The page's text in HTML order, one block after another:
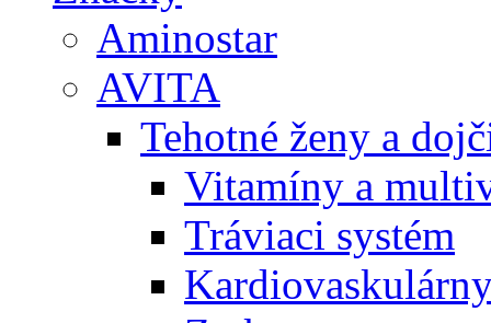
Aminostar
AVITA
Tehotné ženy a
Vitamíny a
Tráviaci systém